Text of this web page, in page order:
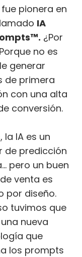
fue pionera en
IA
¿Por
no es
generar
de primera
con una alta
conversión.
la IA es un
de predicción
pero un buen
venta es
por diseño.
tuvimos que
nueva
que
los prompts